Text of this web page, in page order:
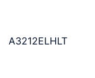
A3212ELHLT